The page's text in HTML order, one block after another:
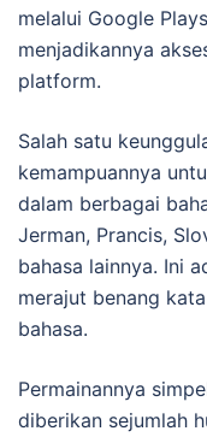
melalui Google
menjadikannya
platform.
Salah satu
kemampuannya
dalam berbagai
Jerman, Prancis,
bahasa lainnya. Ini
merajut benang
bahasa.
Permainannya
diberikan sejumlah